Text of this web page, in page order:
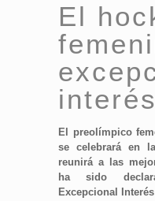
El
El preolímpico
se celebrará en
reunirá a las
ha sido
Excepcional